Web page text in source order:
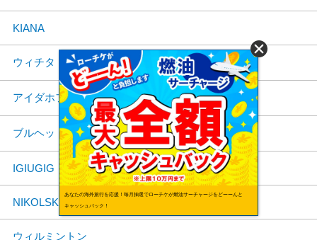
KIANA
ウィチタ
アイダホフォールズ
ブルヘッドシティ
IGIUGIG
NIKOLSKI
ウィルミントン
あなたの海外旅行を応援！毎月抽選でローチケが燃油サーチャージをどーーんと
キャッシュバック！